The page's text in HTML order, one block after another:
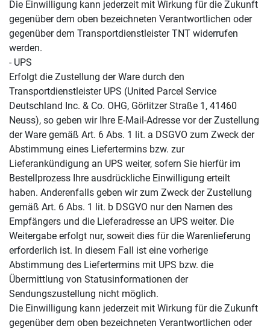
Die Einwilligung kann jederzeit mit Wirkung für die Zukunft
gegenüber dem oben bezeichneten Verantwortlichen oder
gegenüber dem Transportdienstleister TNT widerrufen
werden.
- UPS
Erfolgt die Zustellung der Ware durch den
Transportdienstleister UPS (United Parcel Service
Deutschland Inc. & Co. OHG, Görlitzer Straße 1, 41460
Neuss), so geben wir Ihre E-Mail-Adresse vor der Zustellung
der Ware gemäß Art. 6 Abs. 1 lit. a DSGVO zum Zweck der
Abstimmung eines Liefertermins bzw. zur
Lieferankündigung an UPS weiter, sofern Sie hierfür im
Bestellprozess Ihre ausdrückliche Einwilligung erteilt
haben. Anderenfalls geben wir zum Zweck der Zustellung
gemäß Art. 6 Abs. 1 lit. b DSGVO nur den Namen des
Empfängers und die Lieferadresse an UPS weiter. Die
Weitergabe erfolgt nur, soweit dies für die Warenlieferung
erforderlich ist. In diesem Fall ist eine vorherige
Abstimmung des Liefertermins mit UPS bzw. die
Übermittlung von Statusinformationen der
Sendungszustellung nicht möglich.
Die Einwilligung kann jederzeit mit Wirkung für die Zukunft
gegenüber dem oben bezeichneten Verantwortlichen oder